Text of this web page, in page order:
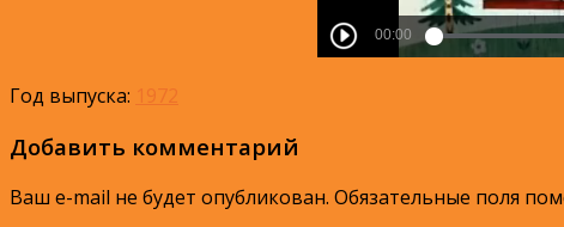
Год выпуска: 1972
Добавить комментарий
Ваш e-mail не будет опубликован. Обязательные поля